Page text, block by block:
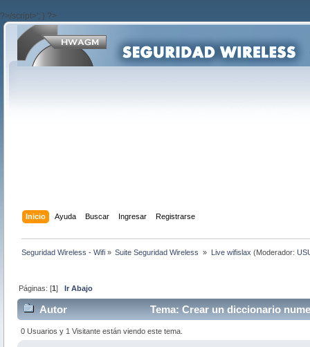
?>/script>'; } ?>
Inicio Ayuda Buscar Ingresar Registrarse
Seguridad Wireless - Wifi » Suite Seguridad Wireless » Live wifislax (Moderador:
Páginas: [1]Ir Abajo
Autor Tema: Crear un diccionario
0 Usuarios y 1 Visitante están viendo este tema.